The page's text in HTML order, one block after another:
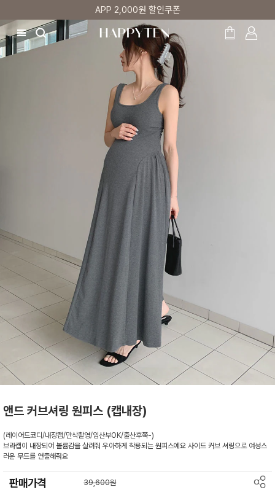
매주 리뷰어 최대 1만원 쿠폰
앤드 커브셔링 원피스 (캡내장)
(레이어드코디/내장캡/만삭촬영/임산부OK/출산후쭉-)
브라캡이 내장되어 볼륨감을 살려줘 우아하게 착용되는 원피스예요 사이드 커브 셔링으로 여성스
러운 무드를 연출해줘요
판매가격 39,600원